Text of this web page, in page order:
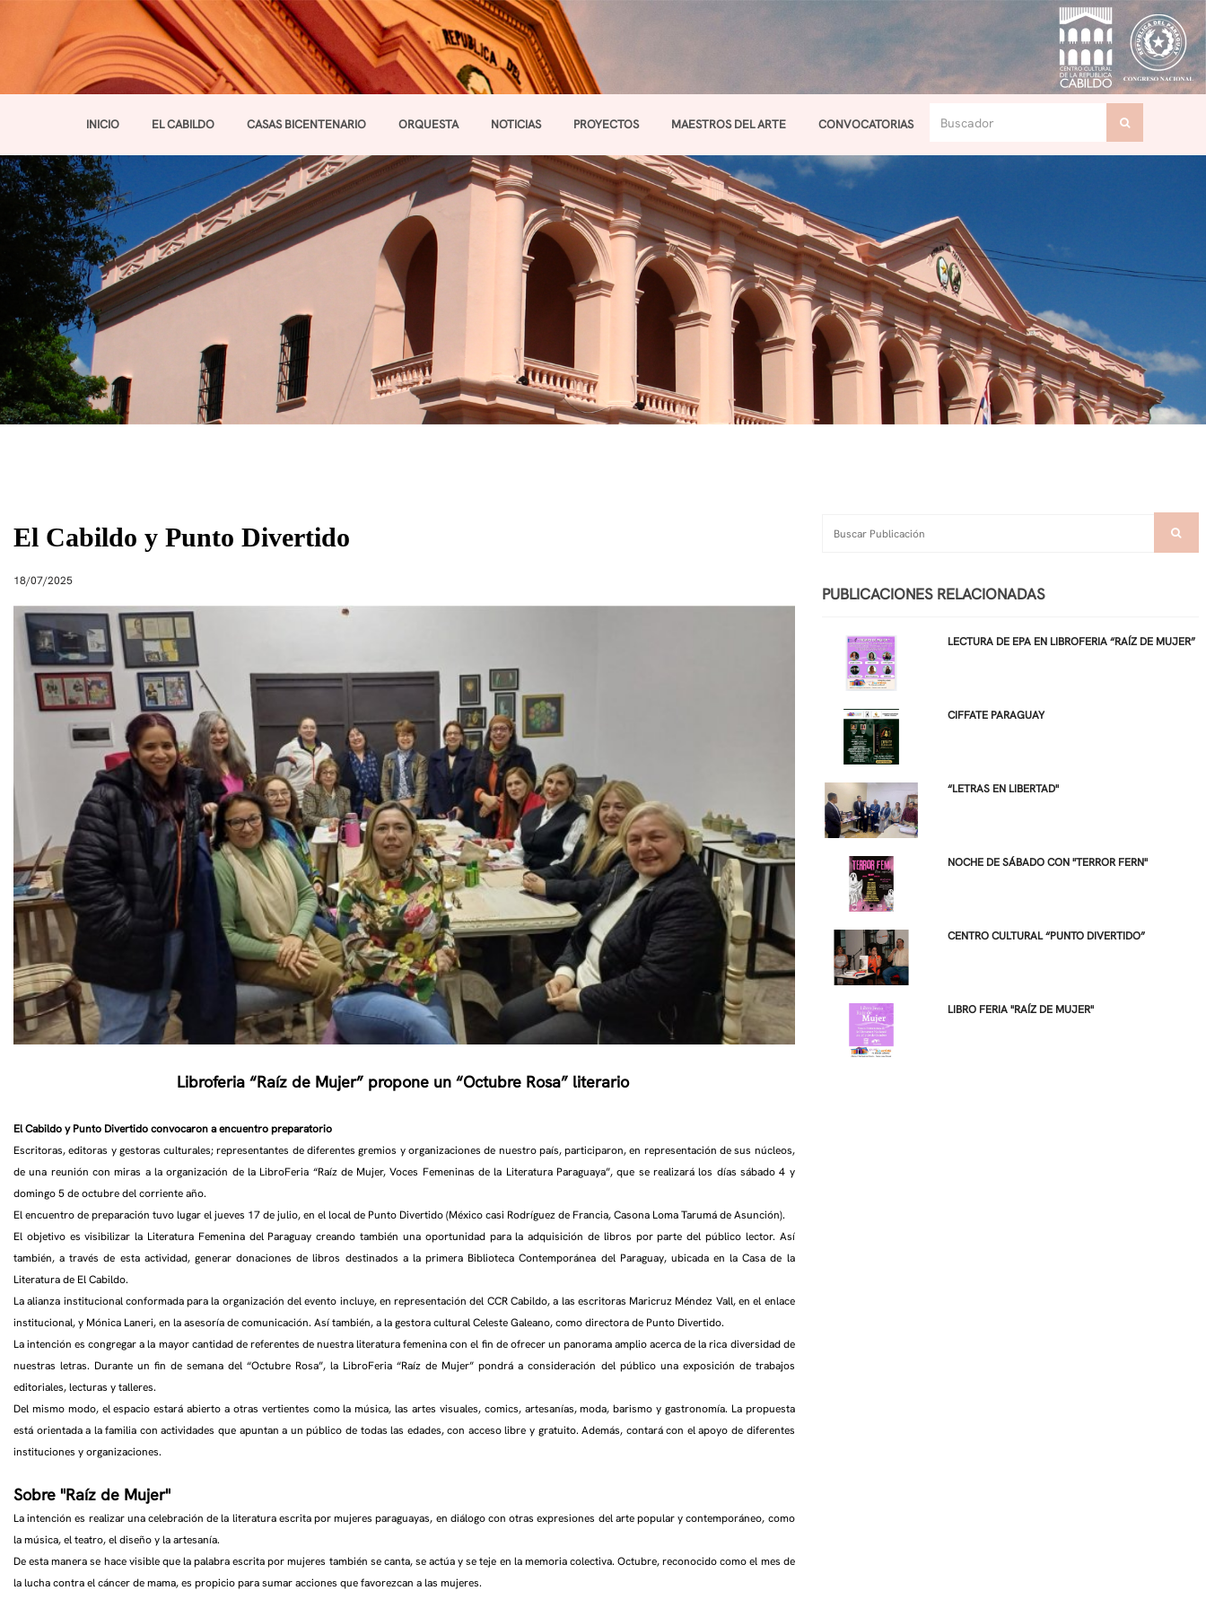
INICIO EL CABILDO
CASAS BICENTENARIO
ORQUESTA
NOTICIAS PROYECTOS MAESTROS DEL ARTE
CONVOCATORIAS
El Cabildo y Punto Divertido
18/07/2025
Libroferia “Raíz de Mujer” propone un “Octubre Rosa” literario
El Cabildo y Punto Divertido convocaron a encuentro preparatorio
Escritoras, editoras y gestoras culturales; representantes de diferentes gremios y organizaciones de nuestro país, participaron, en representación de sus núcleos,
de una reunión con miras a la organización de la LibroFeria “Raíz de Mujer, Voces Femeninas de la Literatura Paraguaya”, que se realizará los días sábado 4 y
domingo 5 de octubre del corriente año.
El encuentro de preparación tuvo lugar el jueves 17 de julio, en el local de Punto Divertido (México casi Rodríguez de Francia, Casona Loma Tarumá de Asunción).
El objetivo es visibilizar la Literatura Femenina del Paraguay creando también una oportunidad para la adquisición de libros por parte del público lector. Así
también, a través de esta actividad, generar donaciones de libros destinados a la primera Biblioteca Contemporánea del Paraguay, ubicada en la Casa de la
Literatura de El Cabildo.
La alianza institucional conformada para la organización del evento incluye, en representación del CCR Cabildo, a las escritoras Maricruz Méndez Vall, en el enlace
institucional, y Mónica Laneri, en la asesoría de comunicación. Así también, a la gestora cultural Celeste Galeano, como directora de Punto Divertido.
La intención es congregar a la mayor cantidad de referentes de nuestra literatura femenina con el fin de ofrecer un panorama amplio acerca de la rica diversidad de
nuestras letras. Durante un fin de semana del “Octubre Rosa”, la LibroFeria “Raíz de Mujer” pondrá a consideración del público una exposición de trabajos
editoriales, lecturas y talleres.
Del mismo modo, el espacio estará abierto a otras vertientes como la música, las artes visuales, comics, artesanías, moda, barismo y gastronomía. La propuesta
está orientada a la familia con actividades que apuntan a un público de todas las edades, con acceso libre y gratuito. Además, contará con el apoyo de diferentes
instituciones y organizaciones.
Sobre "Raíz de Mujer"
La intención es realizar una celebración de la literatura escrita por mujeres paraguayas, en diálogo con otras expresiones del arte popular y contemporáneo, como
la música, el teatro, el diseño y la artesanía.
De esta manera se hace visible que la palabra escrita por mujeres también se canta, se actúa y se teje en la memoria colectiva. Octubre, reconocido como el mes de
la lucha contra el cáncer de mama, es propicio para sumar acciones que favorezcan a las mujeres.
PUBLICACIONES RELACIONADAS
LECTURA DE EPA EN LIBROFERIA “RAÍZ DE MUJER”
CIFFATE PARAGUAY
“LETRAS EN LIBERTAD"
NOCHE DE SÁBADO CON "TERROR FERN"
CENTRO CULTURAL “PUNTO DIVERTIDO”
LIBRO FERIA "RAÍZ DE MUJER"